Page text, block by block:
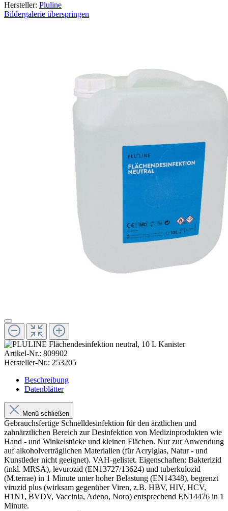
Hersteller: Pluline
Bildergalerie überspringen
Artikel-Nr.: 809902
Hersteller-Nr.: 253205
Beschreibung
Datenblätter
Menü schließen
Gebrauchsfertige Schnelldesinfektion für den ärztlichen und
zahnärztlichen Bereich zur Desinfektion von Medizinprodukten wie
Hand - und Winkelstücke und kleinen Flächen. Nur zur Anwendung
auf alkoholverträglichen Materialien (für Acrylglas, Natur - und
Kunstleder nicht geeignet). VAH-gelistet. Eigenschaften: Bakterizid
(inkl. MRSA), levurozid (EN13727/13624) und tuberkulozid
(M.terrae) in 1 Minute unter hoher Belastung (EN14348), begrenzt
viruzid plus (wirksam gegenüber Viren, z.B. HBV, HIV, HCV,
H1N1, BVDV, Vaccinia, Adeno, Noro) entsprechend EN14476 in 1
Minute.